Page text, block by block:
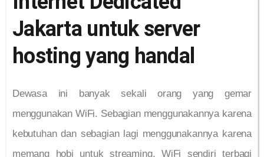
Jakarta untuk server
hosting yang handal
Dewasa ini banyak sekali orang yang gemar
menggunakan WiFi. Sebagian menggunakannya karena
kebutuhan dan sebagian lagi menggunakannya karena
memang hobi untuk streaming. WiFi sendiri terbagi